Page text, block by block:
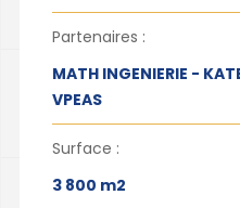
Partenaires :
MATH INGENIERIE -
VPEAS
Surface :
3 800 m2